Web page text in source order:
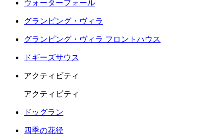
ウォーターフォール
グランピング・ヴィラ
グランピング・ヴィラ フロントハウス
ドギーズサウス
アクティビティ
アクティビティ
ドッグラン
四季の花径